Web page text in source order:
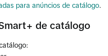
para anúncios de catálogo.
de catálogo